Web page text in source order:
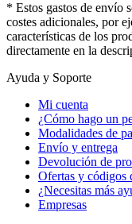
* Estos gastos de envío
costes adicionales, por
características de los
directamente en la
Ayuda y Soporte
Mi cuenta
¿Cómo hago un
Modalidades de
Envío y entrega
Devolución de
Ofertas y códigos
¿Necesitas más
Empresas